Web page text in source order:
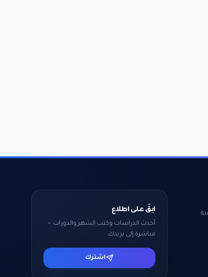
ابقَ على اطلاع
أحدث الدراسات وكتب الشهر والدورات —
مباشرة إلى بريدك.
اشترك